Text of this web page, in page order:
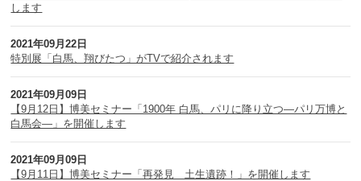
します
2021年09月22日
特別展「白馬、翔びたつ」がTVで紹介されます
2021年09月09日
【9月12日】博美セミナー「1900年 白馬、パリに降り立つ―パリ万博と
白馬会―」を開催します
2021年09月09日
【9月11日】博美セミナー「再発見 土生遺跡！」を開催します